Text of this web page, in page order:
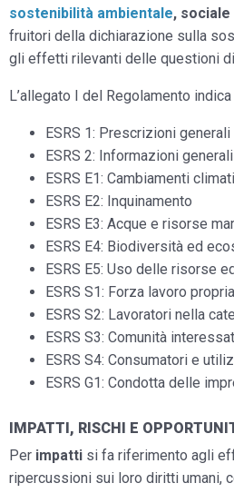
sostenibilità ambientale,
fruitori della dichiarazione sulla
gli effetti rilevanti delle questioni
L’allegato I del Regolamento
ESRS 1: Prescrizioni generali
ESRS 2: Informazioni generali
ESRS E1: Cambiamenti
ESRS E2: Inquinamento
ESRS E3: Acque e risorse
ESRS E4: Biodiversità ed
ESRS E5: Uso delle risorse
ESRS S1: Forza lavoro propria
ESRS S2: Lavoratori nella
ESRS S3: Comunità
ESRS S4: Consumatori e
ESRS G1: Condotta delle
IMPATTI, RISCHI E
Per impatti si fa riferimento agli
ripercussioni sui loro diritti umani,